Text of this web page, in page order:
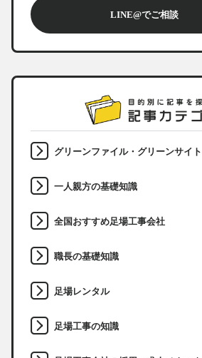
LINE@でご相談
グリーンファイル・グリーンサイト
一人親方の基礎知識
全国おすすめ足場工事会社
職長の基礎知識
足場レンタル
足場工事の知識